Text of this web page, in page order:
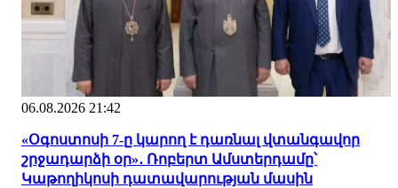
06.08.2026 21:42
«Օգոստոսի 7-ը կարող է դառնալ վտանգավոր
շրջադարձի օր»․ Ռոբերտ Ամստերդամը՝
Կաթողիկոսի դատավարության մասին